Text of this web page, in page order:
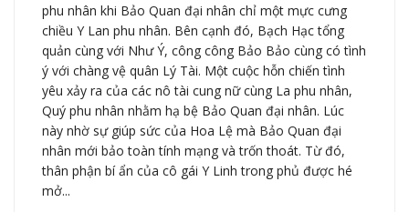
phu nhân khi Bảo Quan đại nhân chỉ một mực cưng
chiều Y Lan phu nhân. Bên cạnh đó, Bạch Hạc tổng
quản cùng với Như Ý, công công Bảo Bảo cùng có tình
ý với chàng vệ quân Lý Tài. Một cuộc hỗn chiến tình
yêu xảy ra của các nô tài cung nữ cùng La phu nhân,
Quý phu nhân nhằm hạ bệ Bảo Quan đại nhân. Lúc
này nhờ sự giúp sức của Hoa Lệ mà Bảo Quan đại
nhân mới bảo toàn tính mạng và trốn thoát. Từ đó,
thân phận bí ẩn của cô gái Y Linh trong phủ được hé
mở...